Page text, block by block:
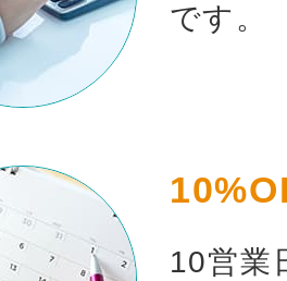
です。
10営業